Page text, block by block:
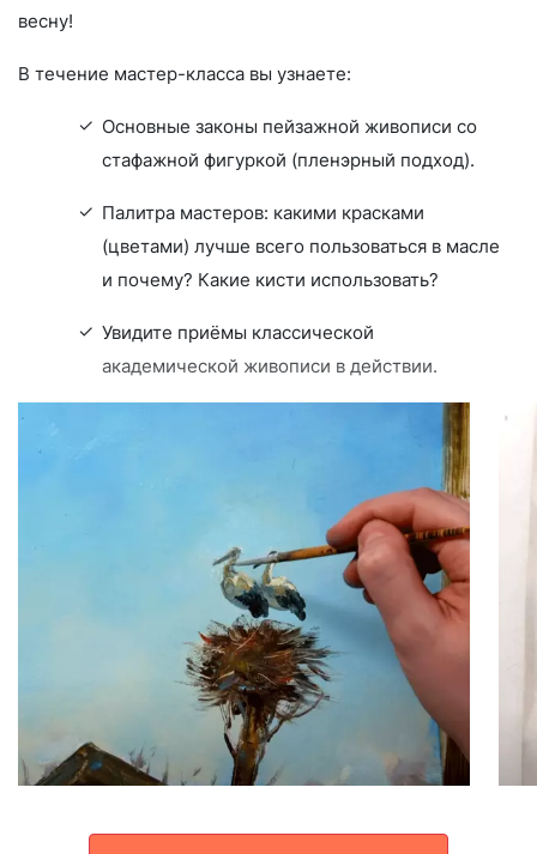
весну!
В течение мастер-класса вы узнаете:
Основные законы пейзажной живописи со
стафажной фигуркой (пленэрный подход).
Палитра мастеров: какими красками
(цветами) лучше всего пользоваться в масле
и почему? Какие кисти использовать?
Увидите приёмы классической
академической живописи в действии.